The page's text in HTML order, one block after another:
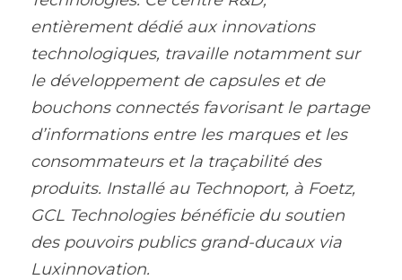
entièrement dédié aux innovations
technologiques, travaille notamment sur
le développement de capsules et de
bouchons connectés favorisant le partage
d’informations entre les marques et les
consommateurs et la traçabilité des
produits. Installé au Technoport, à Foetz,
GCL Technologies bénéficie du soutien
des pouvoirs publics grand-ducaux via
Luxinnovation.